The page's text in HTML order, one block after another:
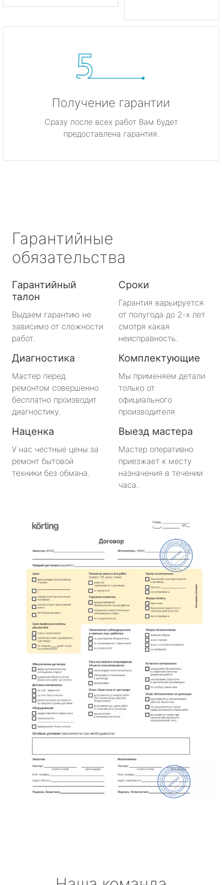
Получение гарантии
Сразу после всех работ Вам будет
предоставлена гарантия.
Гарантийные
обязательства
Гарантийный
талон
Выдаем гарантию не
зависимо от сложности
работ.
Сроки
Гарантия варьируется
от полугода до 2-х лет
смотря какая
неисправность.
Диагностика
Мастер перед
ремонтом совершенно
бесплатно производит
диагностику.
Комплектующие
Мы применяем детали
только от
официального
производителя.
Наценка
У нас честные цены за
ремонт бытовой
техники без обмана.
Выезд мастера
Мастер оперативно
приезжает к месту
назначения в течении
часа.